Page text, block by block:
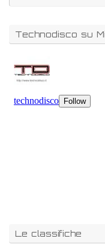
Technodisco su
Le classifiche